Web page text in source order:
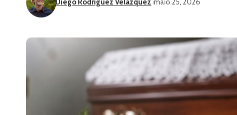
Diego Rodríguez Velázquez maio 25, 2026